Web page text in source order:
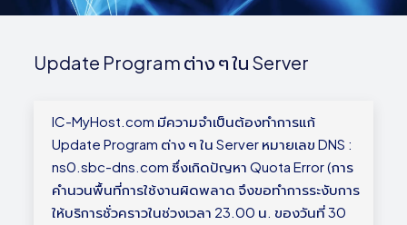
Update Program ต่าง ๆ ใน Server
IC-MyHost.com มีความจำเป็นต้องทำการแก้
Update Program ต่าง ๆ ใน Server หมายเลข DNS :
ns0.sbc-dns.com ซึ่งเกิดปัญหา Quota Error (การ
คำนวนพื้นที่การใช้งานผิดพลาด จึงขอทำการระงับการ
ให้บริการชั่วคราวในช่วงเวลา 23.00 น. ของวันที่ 30